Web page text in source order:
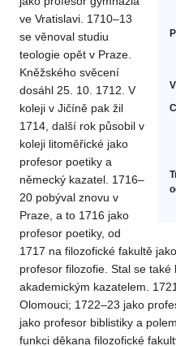
ve Vratislavi. 1710–13
se věnoval studiu
teologie opět v Praze.
Kněžského svěcení
dosáhl 25. 10. 1712. V
koleji v Jičíně pak žil
1714, další rok působil v
koleji litoměřické jako
profesor poetiky a
německý kazatel. 1716–
20 pobýval znovu v
Praze, a to 1716 jako
profesor poetiky, od
1717 na filozofické fakultě
profesor filozofie. Stal se také
akademickým kazatelem.
Olomouci; 1722–23 jako
jako profesor biblistiky a
funkci děkana filozofické